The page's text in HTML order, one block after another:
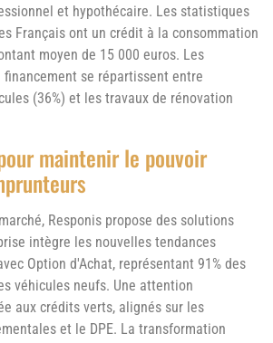
et hypothécaire. Les statistiques
Français ont un crédit à la consommation
moyen de 15 000 euros. Les
se répartissent entre
(36%) et les travaux de rénovation
maintenir le pouvoir
Responis propose des solutions
intègre les nouvelles tendances
Option d'Achat, représentant 91% des
véhicules neufs. Une attention
aux crédits verts, alignés sur les
et le DPE. La transformation